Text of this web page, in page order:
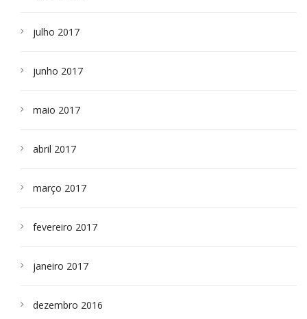
julho 2017
junho 2017
maio 2017
abril 2017
março 2017
fevereiro 2017
janeiro 2017
dezembro 2016